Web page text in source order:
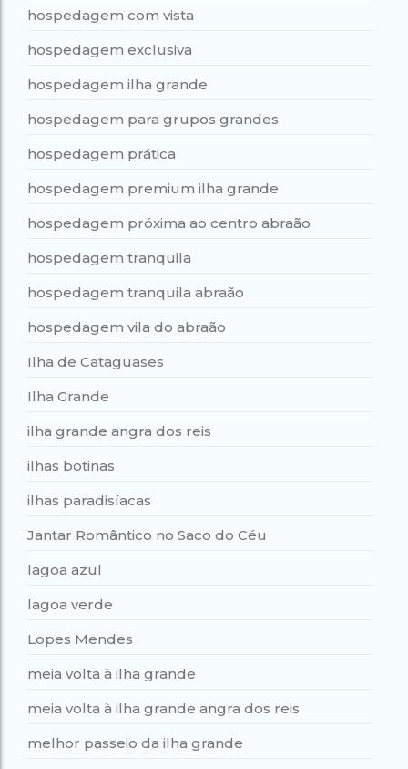
hospedagem com vista
hospedagem exclusiva
hospedagem ilha grande
hospedagem para grupos grandes
hospedagem prática
hospedagem premium ilha grande
hospedagem próxima ao centro abraão
hospedagem tranquila
hospedagem tranquila abraão
hospedagem vila do abraão
Ilha de Cataguases
Ilha Grande
ilha grande angra dos reis
ilhas botinas
ilhas paradisíacas
Jantar Romântico no Saco do Céu
lagoa azul
lagoa verde
Lopes Mendes
meia volta à ilha grande
meia volta à ilha grande angra dos reis
melhor passeio da ilha grande